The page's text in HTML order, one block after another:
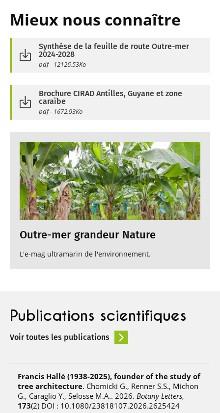
Mieux nous connaître
Synthèse de la feuille de route Outre-mer
2024-2028
pdf - 12126.53Ko
Brochure CIRAD Antilles, Guyane et zone
caraïbe
pdf - 1672.93Ko
Outre-mer grandeur Nature
L'e-mag ultramarin de l'environnement.
Publications scientifiques
Voir toutes les publications
Francis Hallé (1938-2025), founder of the study of
tree architecture. Chomicki G., Renner S.S., Michon
G., Caraglio Y., Selosse M.A.. 2026. Botany Letters,
173(2) DOI : 10.1080/23818107.2026.2625424